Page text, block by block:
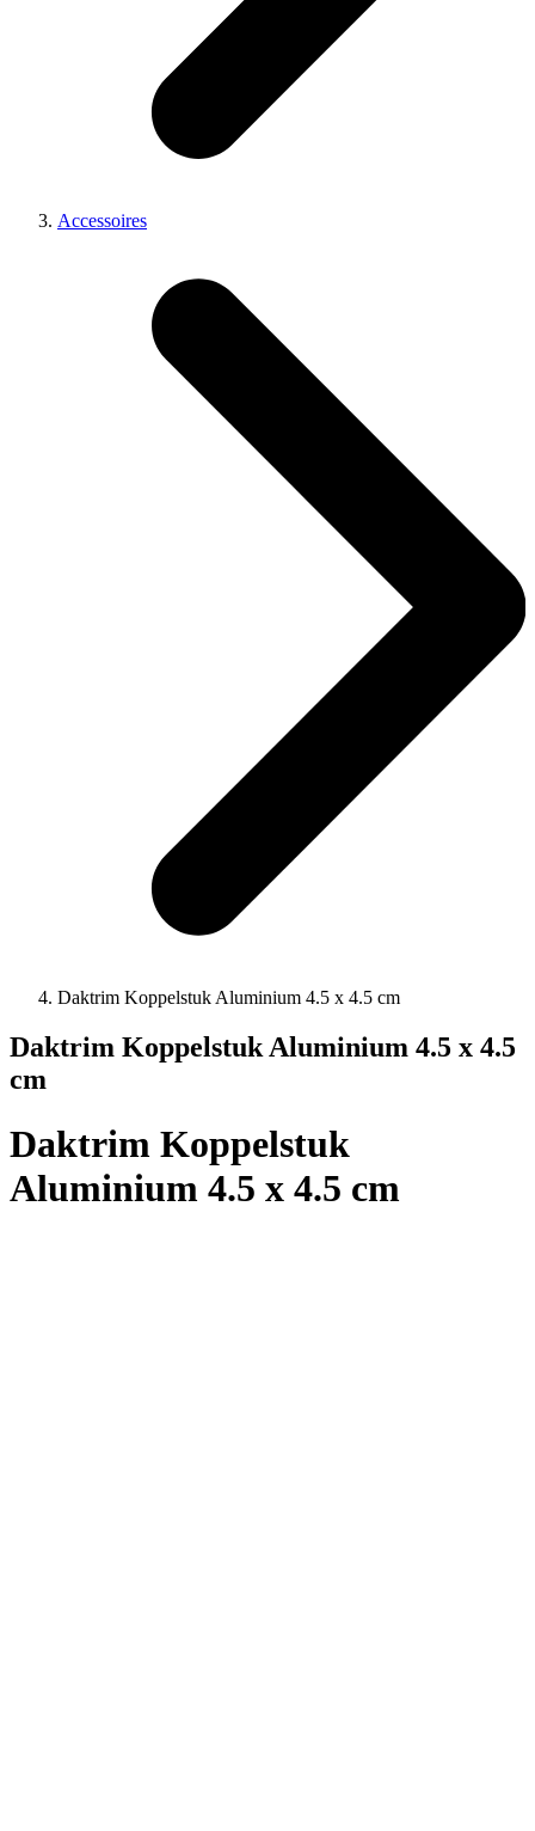
Accessoires
Daktrim Koppelstuk Aluminium 4.5 x 4.5 cm
Daktrim Koppelstuk Aluminium 4.5 x 4.5
cm
Daktrim Koppelstuk
Aluminium 4.5 x 4.5 cm